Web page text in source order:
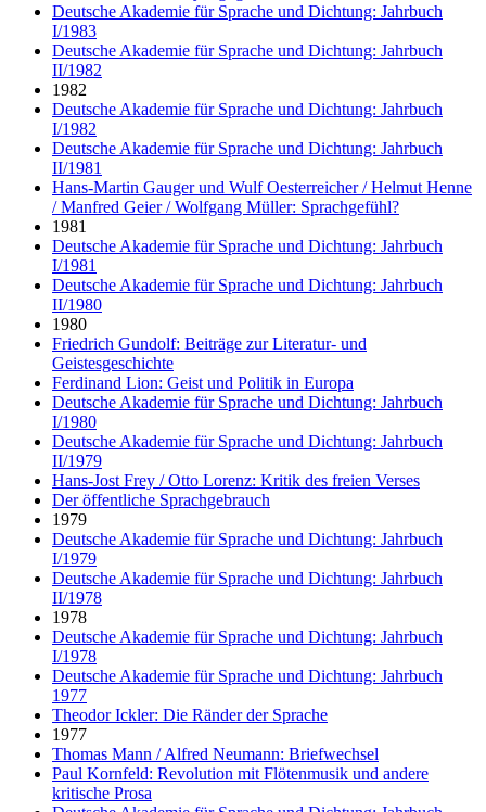
Deutsche Akademie für Sprache und Dichtung: Jahrbuch
I/1983
Deutsche Akademie für Sprache und Dichtung: Jahrbuch
II/1982
1982
Deutsche Akademie für Sprache und Dichtung: Jahrbuch
I/1982
Deutsche Akademie für Sprache und Dichtung: Jahrbuch
II/1981
Hans-Martin Gauger und Wulf Oesterreicher / Helmut Henne
/ Manfred Geier / Wolfgang Müller: Sprachgefühl?
1981
Deutsche Akademie für Sprache und Dichtung: Jahrbuch
I/1981
Deutsche Akademie für Sprache und Dichtung: Jahrbuch
II/1980
1980
Friedrich Gundolf: Beiträge zur Literatur- und
Geistesgeschichte
Ferdinand Lion: Geist und Politik in Europa
Deutsche Akademie für Sprache und Dichtung: Jahrbuch
I/1980
Deutsche Akademie für Sprache und Dichtung: Jahrbuch
II/1979
Hans-Jost Frey / Otto Lorenz: Kritik des freien Verses
Der öffentliche Sprachgebrauch
1979
Deutsche Akademie für Sprache und Dichtung: Jahrbuch
I/1979
Deutsche Akademie für Sprache und Dichtung: Jahrbuch
II/1978
1978
Deutsche Akademie für Sprache und Dichtung: Jahrbuch
I/1978
Deutsche Akademie für Sprache und Dichtung: Jahrbuch
1977
Theodor Ickler: Die Ränder der Sprache
1977
Thomas Mann / Alfred Neumann: Briefwechsel
Paul Kornfeld: Revolution mit Flötenmusik und andere
kritische Prosa